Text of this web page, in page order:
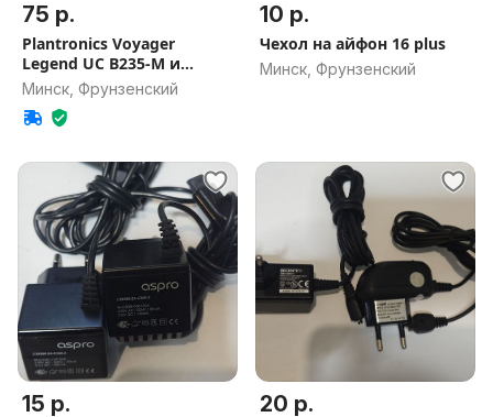
75 р.
Plantronics Voyager
Legend UC B235-M и
ноунэйм
Минск, Фрунзенский
10 р.
Чехол на айфон 16 plus
Минск, Фрунзенский
15 р. 20 р.